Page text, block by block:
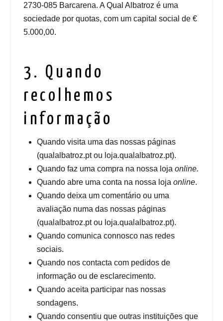
2730-085 Barcarena. A Qual Albatroz é uma
sociedade por quotas, com um capital social de €
5.000,00.
3. Quando
recolhemos
informação
Quando visita uma das nossas páginas
(qualalbatroz.pt ou loja.qualalbatroz.pt).
Quando faz uma compra na nossa loja online.
Quando abre uma conta na nossa loja online.
Quando deixa um comentário ou uma
avaliação numa das nossas páginas
(qualalbatroz.pt ou loja.qualalbatroz.pt).
Quando comunica connosco nas redes
sociais.
Quando nos contacta com pedidos de
informação ou de esclarecimento.
Quando aceita participar nas nossas
sondagens.
Quando consentiu que outras instituições que